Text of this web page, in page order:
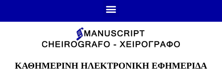
ΚΑΘΗΜΕΡΙΝΗ ΗΛΕΚΤΡΟΝΙΚΗ ΕΦΗΜΕΡΙΔΑ